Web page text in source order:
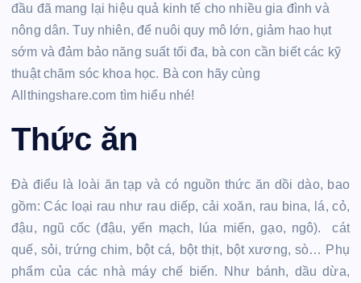
đầu đã mang lại hiệu quả kinh tế cho nhiều gia đình và
nông dân. Tuy nhiên, để nuôi quy mô lớn, giảm hao hụt
sớm và đảm bảo năng suất tối đa, bà con cần biết các kỹ
thuật chăm sóc khoa học. Bà con hãy cùng
Allthingshare.com tìm hiểu nhé!
Thức ăn
Đà điểu là loài ăn tạp và có nguồn thức ăn dồi dào, bao
gồm: Các loại rau như rau diếp, cải xoăn, rau bina, lá, cỏ,
đậu, ngũ cốc (đậu, yến mạch, lúa miến, gạo, ngô). cát
quế, sỏi, trứng chim, bột cá, bột thịt, bột xương, sò… Phụ
phẩm của các nhà máy chế biến. Như bánh, dầu dừa,